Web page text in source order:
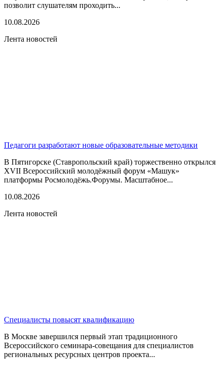
позволит слушателям проходить...
10.08.2026
Лента новостей
Педагоги разработают новые образовательные методики
В Пятигорске (Ставропольский край) торжественно открылся
XVII Всероссийский молодёжный форум «Машук»
платформы Росмолодёжь.Форумы. Масштабное...
10.08.2026
Лента новостей
Специалисты повысят квалификацию
В Москве завершился первый этап традиционного
Всероссийского семинара-совещания для специалистов
региональных ресурсных центров проекта...